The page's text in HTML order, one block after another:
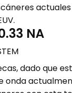
NA
dado que
onda